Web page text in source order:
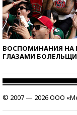
ВОСПОМИНАНИЯ НА
ГЛАЗАМИ
© 2007 — 2026 ООО